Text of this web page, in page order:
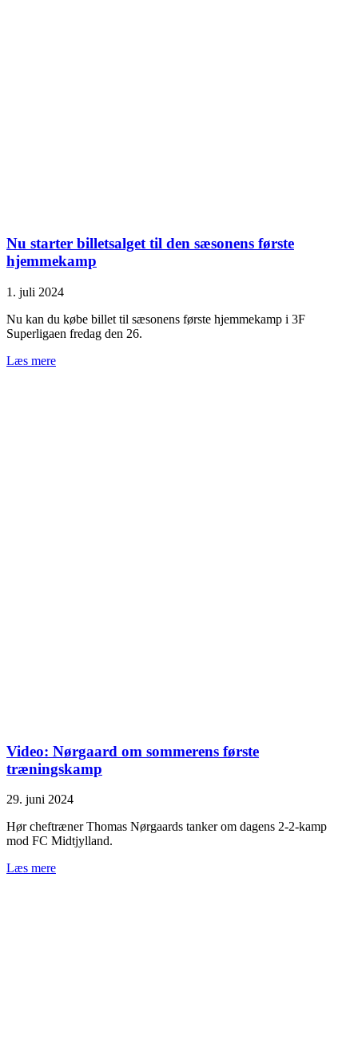
Nu starter billetsalget til den sæsonens første
hjemmekamp
1. juli 2024
Nu kan du købe billet til sæsonens første hjemmekamp i 3F
Superligaen fredag den 26.
Læs mere
Video: Nørgaard om sommerens første
træningskamp
29. juni 2024
Hør cheftræner Thomas Nørgaards tanker om dagens 2-2-kamp
mod FC Midtjylland.
Læs mere